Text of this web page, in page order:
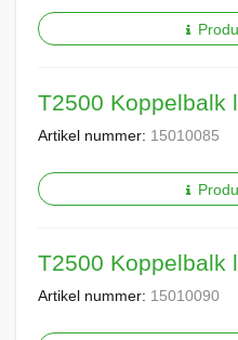
T2500 Koppelbalk
Artikel nummer: 15010085
T2500 Koppelbalk
Artikel nummer: 15010090